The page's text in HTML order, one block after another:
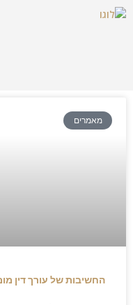
מאמרים
החשיבות של עורך דין